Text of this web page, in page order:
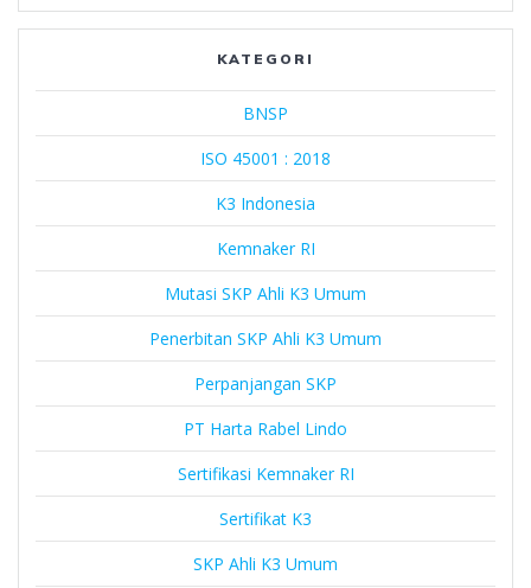
Rabel
KATEGORI
BNSP
ISO 45001 : 2018
K3 Indonesia
Kemnaker RI
Mutasi SKP Ahli K3 Umum
Penerbitan SKP Ahli K3 Umum
Perpanjangan SKP
PT Harta Rabel Lindo
Sertifikasi Kemnaker RI
Sertifikat K3
SKP Ahli K3 Umum